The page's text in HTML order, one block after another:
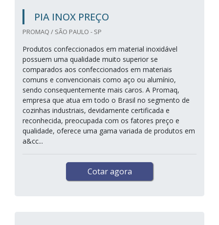
PIA INOX PREÇO
PROMAQ / SÃO PAULO - SP
Produtos confeccionados em material inoxidável
possuem uma qualidade muito superior se
comparados aos confeccionados em materiais
comuns e convencionais como aço ou alumínio,
sendo consequentemente mais caros. A Promaq,
empresa que atua em todo o Brasil no segmento de
cozinhas industriais, devidamente certificada e
reconhecida, preocupada com os fatores preço e
qualidade, oferece uma gama variada de produtos em
a&cc...
Cotar agora